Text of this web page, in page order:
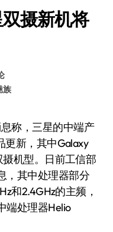
摄新机将
族
更新，其中Galaxy
摄机型。日前工信部
，其中处理器部分
和2.4GHz的主频，
端处理器Helio